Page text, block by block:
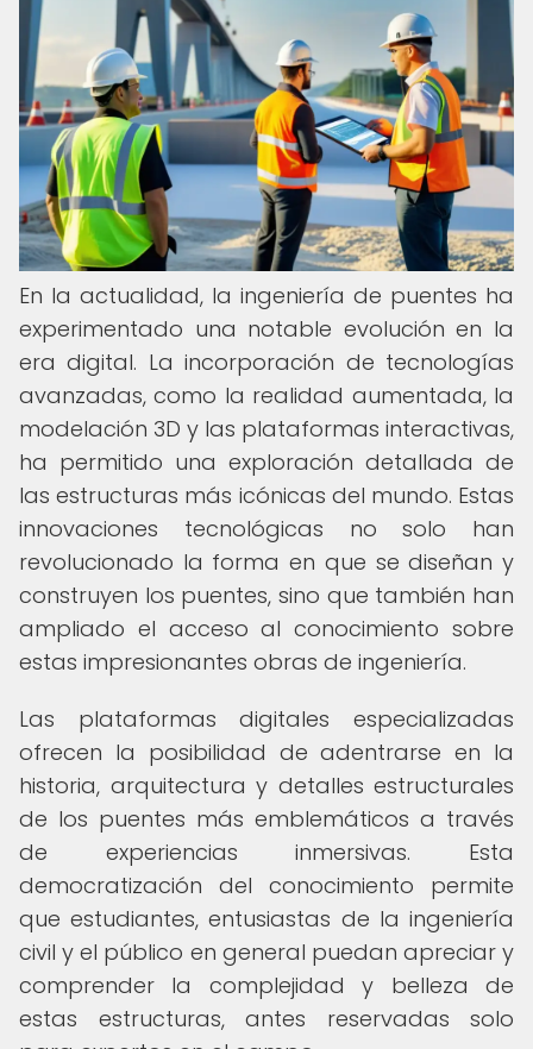
En la actualidad, la ingeniería de puentes ha
experimentado una notable evolución en la
era digital. La incorporación de tecnologías
avanzadas, como la realidad aumentada, la
modelación 3D y las plataformas interactivas,
ha permitido una exploración detallada de
las estructuras más icónicas del mundo. Estas
innovaciones tecnológicas no solo han
revolucionado la forma en que se diseñan y
construyen los puentes, sino que también han
ampliado el acceso al conocimiento sobre
estas impresionantes obras de ingeniería.
Las plataformas digitales especializadas
ofrecen la posibilidad de adentrarse en la
historia, arquitectura y detalles estructurales
de los puentes más emblemáticos a través
de experiencias inmersivas. Esta
democratización del conocimiento permite
que estudiantes, entusiastas de la ingeniería
civil y el público en general puedan apreciar y
comprender la complejidad y belleza de
estas estructuras, antes reservadas solo